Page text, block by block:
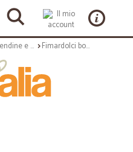
Merendine e torte confezionate Fimardolci bocconcini amarena gr.200